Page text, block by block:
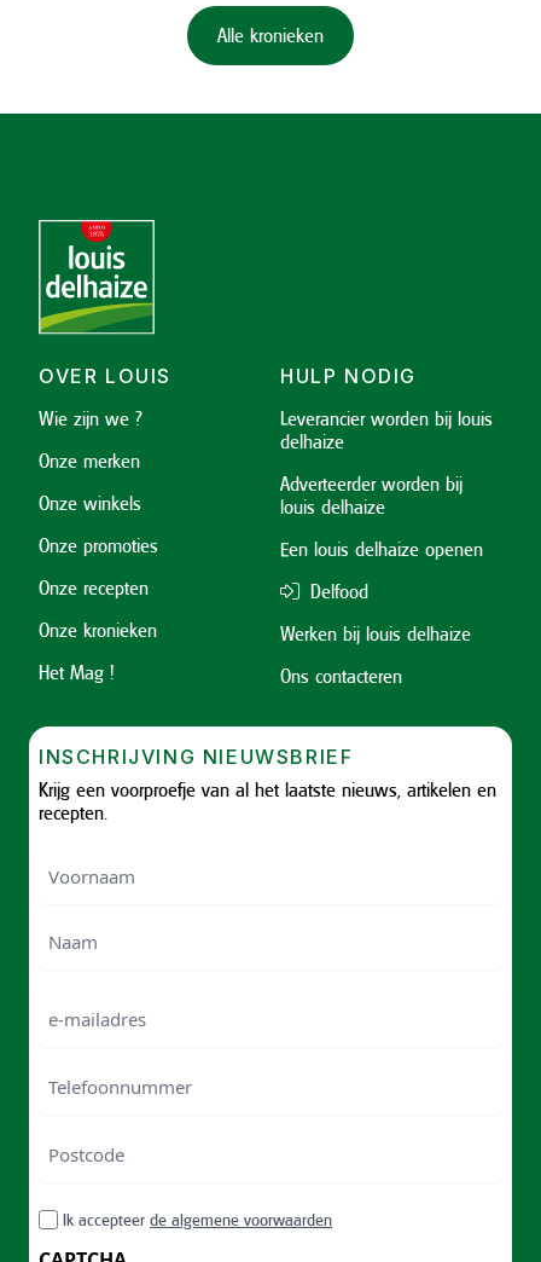
Alle kronieken
OVER LOUIS
Wie zijn we ?
Onze merken
Onze winkels
Onze promoties
Onze recepten
Onze kronieken
Het Mag !
HULP NODIG
Leverancier worden bij louis
delhaize
Adverteerder worden bij
louis delhaize
Een louis delhaize openen
Delfood
Werken bij louis delhaize
Ons contacteren
INSCHRIJVING NIEUWSBRIEF
Krijg een voorproefje van al het laatste nieuws, artikelen en
recepten.
mailadres
/
Postal
RGPDIk accepteer de algemene voorwaarden